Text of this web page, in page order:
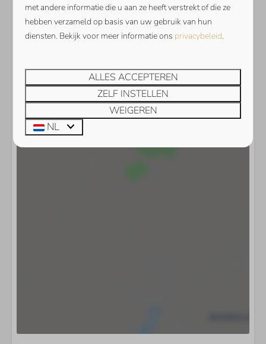
met andere informatie die u aan ze heeft verstrekt of die ze
hebben verzameld op basis van uw gebruik van hun
diensten. Bekijk voor meer informatie ons privacybeleid.
ALLES ACCEPTEREN
ZELF INSTELLEN
WEIGEREN
NL